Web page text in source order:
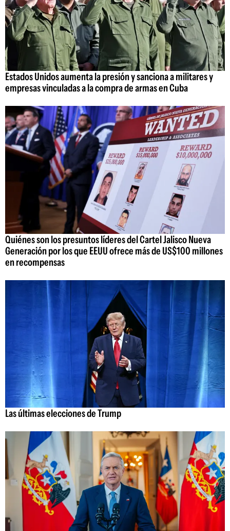
Estados Unidos aumenta la presión y sanciona a militares y
empresas vinculadas a la compra de armas en Cuba
Quiénes son los presuntos líderes del Cartel Jalisco Nueva
Generación por los que EEUU ofrece más de US$100 millones
en recompensas
Las últimas elecciones de Trump